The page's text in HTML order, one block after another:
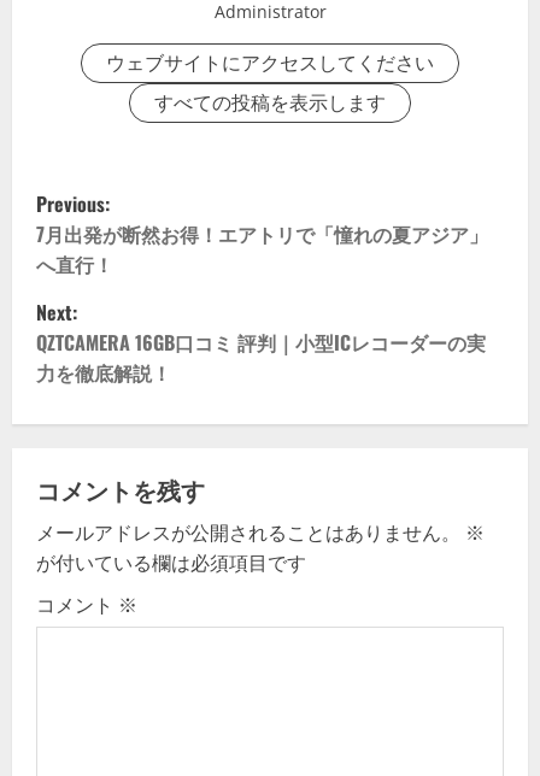
Administrator
ウェブサイトにアクセスしてください
すべての投稿を表示します
P
o
s
t
n
v
i
g
Previous:
7月出発が断然お得！エアトリで「憧れの夏アジア」
へ直行！
Next:
QZTCAMERA 16GB口コミ 評判｜小型ICレコーダーの実
力を徹底解説！
コメントを残す
メールアドレスが公開されることはありません。
※
が付いている欄は必須項目です
コメント ※